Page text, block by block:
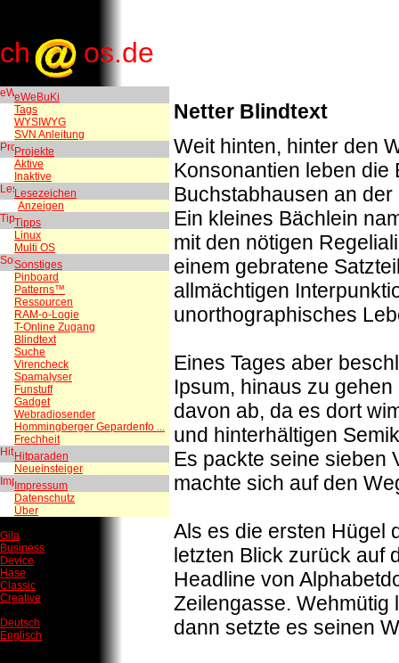
ch os.de
eWeBuKi
Tags
WYSIWYG
SVN Anleitung
Projekte
Aktive
Inaktive
Lesezeichen
Anzeigen
Tipps
Linux
Multi OS
Sonstiges
Pinboard
Patterns™
Ressourcen
RAM-o-Logie
T-Online Zugang
Blindtext
Suche
Virencheck
Spamalyser
Funstuff
Gadget
Webradiosender
Hommingberger Gepardenfo ...
Frechheit
Hitparaden
Neueinsteiger
Impressum
Datenschutz
Über
Gila
Business
Device
Hase
Classic
Creative
Deutsch
Englisch
Netter Blindtext
Weit hinten, hinter den
Konsonantien leben die
Buchstabhausen an
Ein kleines Bächlein
mit den nötigen
einem gebratene
allmächtigen
unorthographisches
Eines Tages aber
Ipsum, hinaus zu
davon ab, da es dort
und hinterhältigen
Es packte seine sieben
machte sich auf den
Als es die ersten Hügel
letzten Blick zurück auf
Headline von
Zeilengasse. Wehmütig
dann setzte es seinen